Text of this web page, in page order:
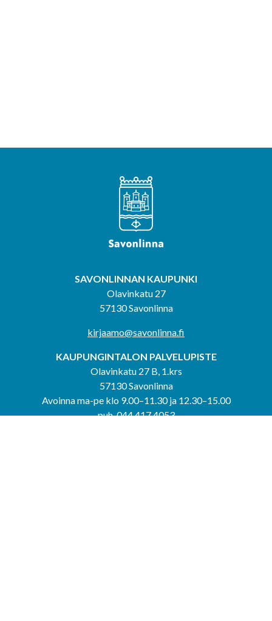
SAVONLINNAN KAUPUNKI
Olavinkatu 27
57130 Savonlinna
kirjaamo@savonlinna.fi
KAUPUNGINTALON PALVELUPISTE
Olavinkatu 27 B, 1.krs
57130 Savonlinna
Avoinna ma-pe klo 9.00–11.30 ja 12.30–15.00
puh. 044 417 4053